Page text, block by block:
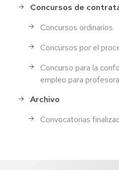
Concursos de
Concursos ordinarios
Concursos por el
Concurso para la
empleo para
Archivo
Convocatorias